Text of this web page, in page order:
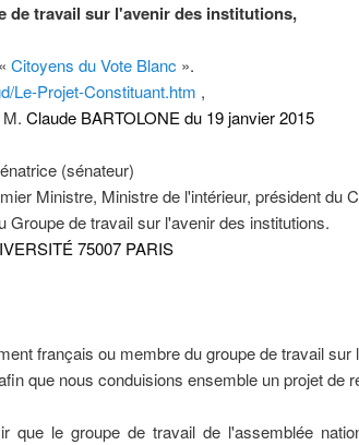
de travail sur l'avenir des institutions,
Citoyens du Vote Blanc ».
Le-Projet-Constituant.htm ,
Claude BARTOLONE du 19 janvier 2015
(sénateur)
Ministre, Ministre de l'intérieur, président du
de travail sur l'avenir des institutions.
75007 PARIS
français ou membre du groupe de travail
que nous conduisions ensemble un projet de
que le groupe de travail de l'assemblée